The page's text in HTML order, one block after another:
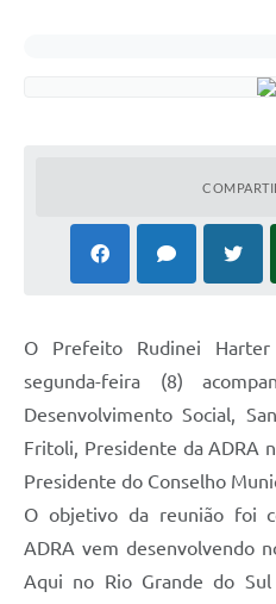
O Prefeito Rudinei
segunda-feira (8)
Desenvolvimento Social,
Fritoli, Presidente da ADRA
Presidente do Conselho
O objetivo da reunião foi
ADRA vem desenvolvendo
Aqui no Rio Grande do